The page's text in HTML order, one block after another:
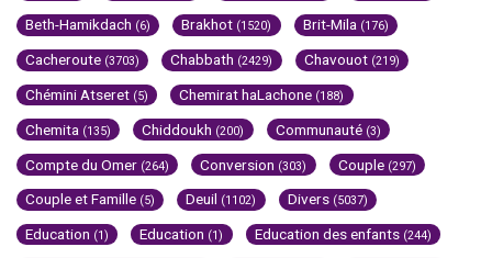
Beth-Hamikdach (6) Brakhot (1520) Brit-Mila (176)
Cacheroute (3703) Chabbath (2429) Chavouot (219)
Chémini Atseret (5) Chemirat haLachone (188)
Chemita (135) Chiddoukh (200) Communauté (3)
Compte du Omer (264) Conversion (303) Couple (297)
Couple et Famille (5) Deuil (1102) Divers (5037)
Education (1) Education (1) Education des enfants (244)